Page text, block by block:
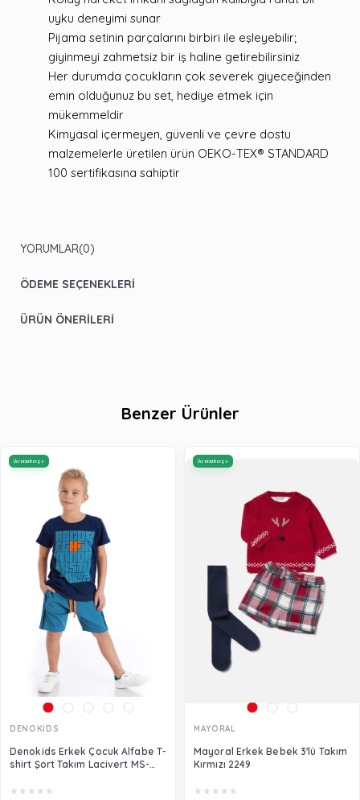
uyku deneyimi sunar
Pijama setinin parçalarını birbiri ile eşleyebilir;
giyinmeyi zahmetsiz bir iş haline getirebilirsiniz
Her durumda çocukların çok severek giyeceğinden
emin olduğunuz bu set, hediye etmek için
mükemmeldir
Kimyasal içermeyen, güvenli ve çevre dostu
malzemelerle üretilen ürün OEKO-TEX® STANDARD
100 sertifikasına sahiptir
YORUMLAR(0)
ÖDEME SEÇENEKLERI
ÜRÜN ÖNERILERI
Benzer Ürünler
DENOKİDS
Denokids Erkek Çocuk Alfabe T-
shirt Şort Takım Lacivert MS-
★ ★ ★ ★ ★
Ücretsiz Kargo
MAYORAL
Mayoral Erkek Bebek 3'lü Takım
Kırmızı 2249
★ ★ ★ ★ ★
Ücretsiz Kargo